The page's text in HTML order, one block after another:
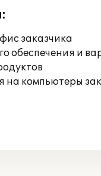
заказчика
обеспечения и
на компьютеры